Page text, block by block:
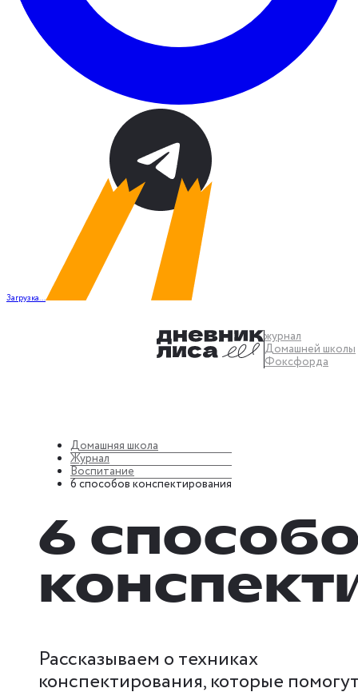
Загрузка...
журнал
Домашней школы
Фоксфорда
Домашняя школа
Журнал
Воспитание
6 способов конспектирования
6
Рассказываем о техниках
конспектирования, которые